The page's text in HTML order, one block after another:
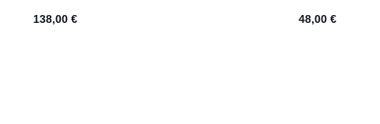
138,00 € 48,00 €